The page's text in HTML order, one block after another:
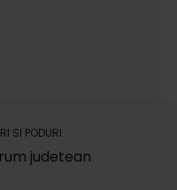
SI PODURI
judetean